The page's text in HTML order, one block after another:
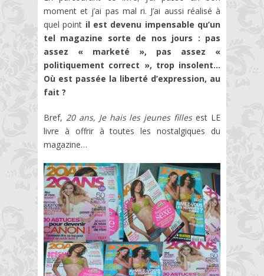
moment et j’ai pas mal ri. J’ai aussi réalisé à
quel point il est devenu impensable qu’un
tel magazine sorte de nos jours : pas
assez « marketé », pas assez «
politiquement correct », trop insolent…
Où est passée la liberté d’expression, au
fait ?
Bref, 20 ans, Je hais les jeunes fillesest LE
livre à offrir à toutes les nostalgiques du
magazine…